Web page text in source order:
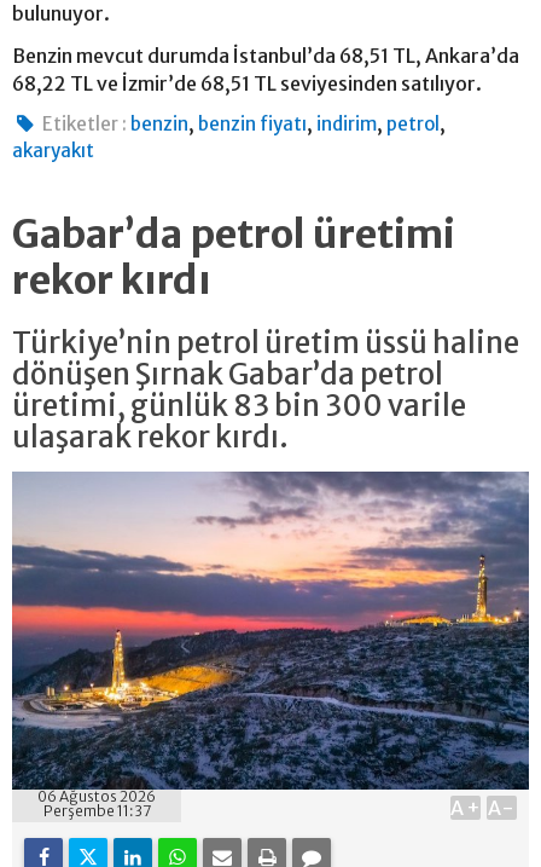
bulunuyor.
Benzin mevcut durumda İstanbul’da 68,51 TL, Ankara’da
68,22 TL ve İzmir’de 68,51 TL seviyesinden satılıyor.
Etiketler : benzin, benzin fiyatı, indirim, petrol ,
akaryakıt
Gabar’da petrol üretimi
rekor kırdı
Türkiye’nin petrol üretim üssü haline
dönüşen Şırnak Gabar’da petrol
üretimi, günlük 83 bin 300 varile
ulaşarak rekor kırdı.
06 Ağustos 2026
Perşembe 11:37
A+ A-